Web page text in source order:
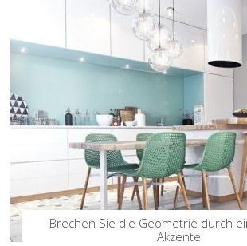
Brechen Sie die Geometrie durch
Akzente